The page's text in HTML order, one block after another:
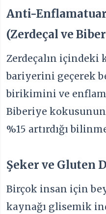
Anti-
(Zerdeçal ve
Zerdeçalın
bariyerini geçerek
birikimini ve
Biberiye
%15 artırdığı
Şeker ve Gluten
Birçok insan için
kaynağı glisemik